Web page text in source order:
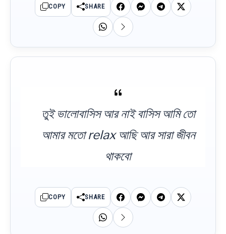
COPY SHARE
তুই ভালোবাসিস আর নাই বাসিস আমি তো
আমার মতো relax আছি আর সারা জীবন
থাকবো
COPY SHARE